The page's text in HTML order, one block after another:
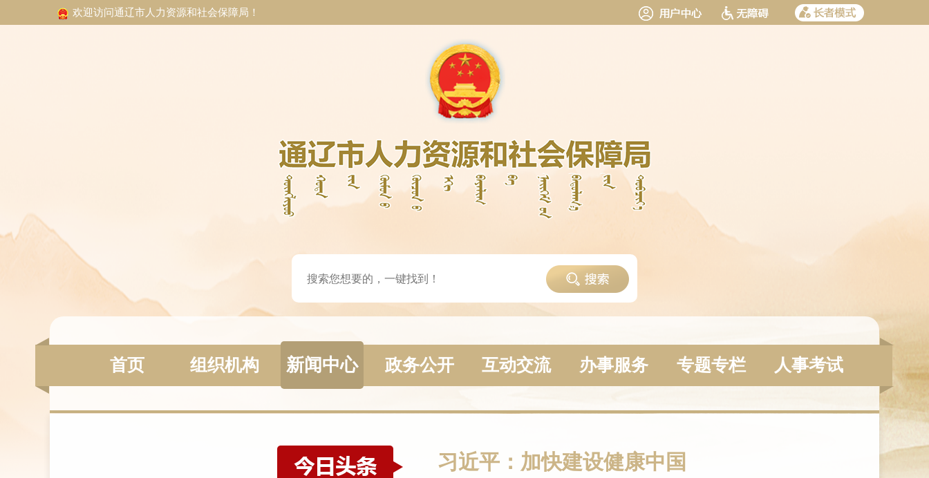
欢迎访问通辽市人力资源和社会保障局！
首页 组织机构 新闻中心 政务公开 互动交流 办事服务 专题专栏 人事考试
习近平：加快建设健康中国